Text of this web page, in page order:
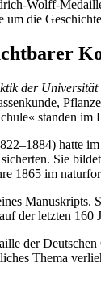
Wolff-
um die
der Universität
standen im
hatte
Sie
1865 im
Manuskripts.
der letzten
der
Thema